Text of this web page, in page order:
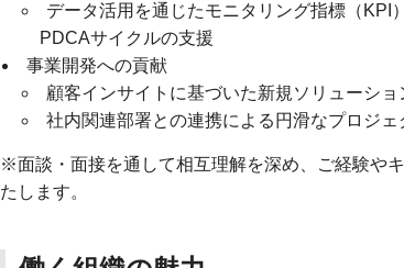
データ活用を通じたモニタリング指標（KPI
PDCAサイクルの支援
事業開発への貢献
顧客インサイトに基づいた新規ソリューシ
社内関連部署との連携による円滑なプロジェ
※面談・面接を通して相互理解を深め、ご経験や
たします。